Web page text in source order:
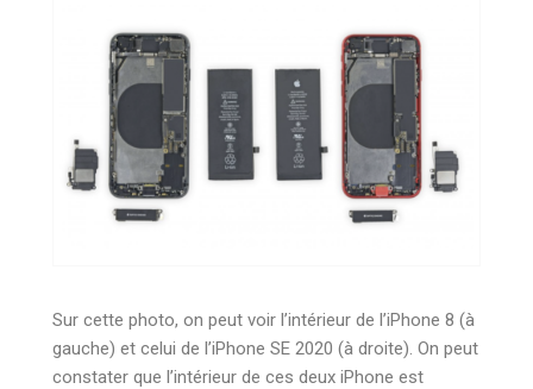
Sur cette photo, on peut voir l’intérieur de l’iPhone 8 (à
gauche) et celui de l’iPhone SE 2020 (à droite). On peut
constater que l’intérieur de ces deux iPhone est